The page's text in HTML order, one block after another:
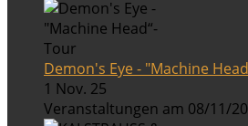
Demon's Eye - "Machine
1 Nov. 25
Veranstaltungen am 08/11/